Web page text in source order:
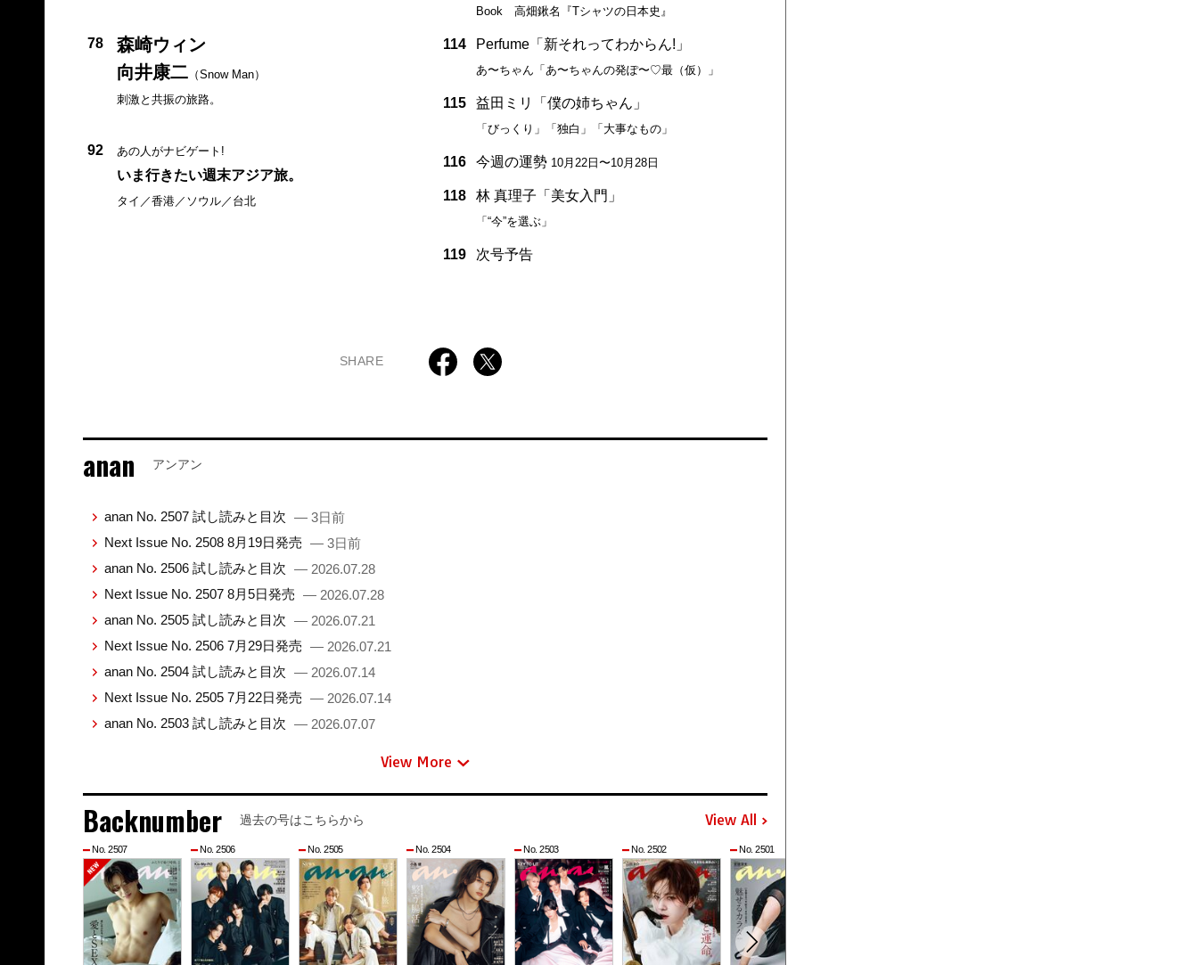
78
森崎ウィン
向井康二（Snow Man）
刺激と共振の旅路。
92 あの人がナビゲート!
いま行きたい週末アジア旅。
タイ／香港／ソウル／台北
Book 高畑鍬名『Tシャツの日本史』
114 Perfume「新それってわからん!」
あ〜ちゃん「あ〜ちゃんの発ぽ〜♡最（仮）」
115 益田ミリ「僕の姉ちゃん」
「びっくり」「独白」「大事なもの」
116 今週の運勢 10月22日〜10月28日
118 林 真理子「美女入門」
「“今”を選ぶ」
119 次号予告
SHARE
anan アンアン
anan No. 2507 試し読みと目次 — 3日前
Next Issue No. 2508 8月19日発売 — 3日前
anan No. 2506 試し読みと目次 — 2026.07.28
Next Issue No. 2507 8月5日発売 — 2026.07.28
anan No. 2505 試し読みと目次 — 2026.07.21
Next Issue No. 2506 7月29日発売 — 2026.07.21
anan No. 2504 試し読みと目次 — 2026.07.14
Next Issue No. 2505 7月22日発売 — 2026.07.14
anan No. 2503 試し読みと目次 — 2026.07.07
View More
Backnumber 過去の号はこちらから View All
No. 2507 No. 2506 No. 2505 No. 2504 No. 2503 No. 2502 No. 2501